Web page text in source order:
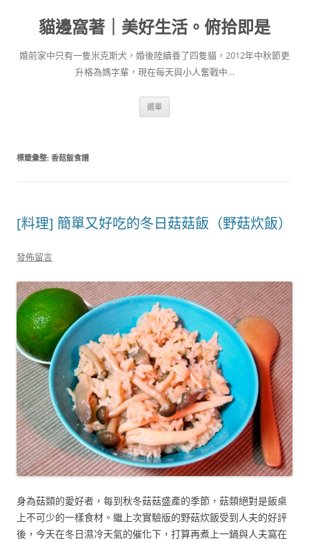
容
貓邊窩著｜美好生活。俯拾即是
婚前家中只有一隻米克斯犬，婚後陸續養了四隻貓，2012年中秋節更
升格為媽字輩，現在每天與小人奮戰中…
選單
標籤彙整: 香菇飯食譜
[料理] 簡單又好吃的冬日菇菇飯（野菇炊飯）
發佈留言
身為菇類的愛好者，每到秋冬菇菇盛產的季節，菇類絕對是飯桌
上不可少的一樣食材。繼上次實驗版的野菇炊飯受到人夫的好評
後，今天在冬日濕冷天氣的催化下，打算再煮上一鍋與人夫窩在